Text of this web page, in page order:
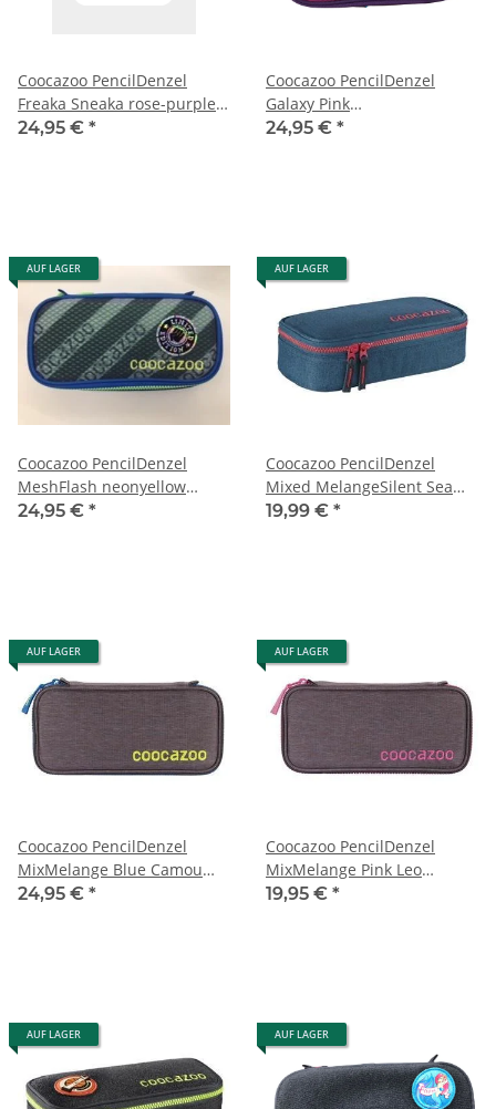
Coocazoo PencilDenzel
Freaka Sneaka rose-purple
188133
24,95 € *
Coocazoo PencilDenzel
Galaxy Pink
Schlampermäppchen
24,95 € *
AUF LAGER
Coocazoo PencilDenzel
MeshFlash neonyellow
Schlampermäppchen
24,95 € *
AUF LAGER
Coocazoo PencilDenzel
Mixed MelangeSilent Sea
Schlampermäppchen
19,99 € *
AUF LAGER
Coocazoo PencilDenzel
MixMelange Blue Camou
Schlampermäppchen
24,95 € *
AUF LAGER
Coocazoo PencilDenzel
MixMelange Pink Leo
Schlampermäppchen
19,95 € *
AUF LAGER AUF LAGER